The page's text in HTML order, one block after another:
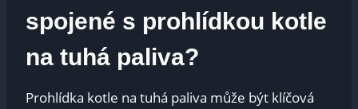
spojené s prohlídkou kotle
na tuhá paliva?
Prohlídka kotle na tuhá paliva může být klíčová